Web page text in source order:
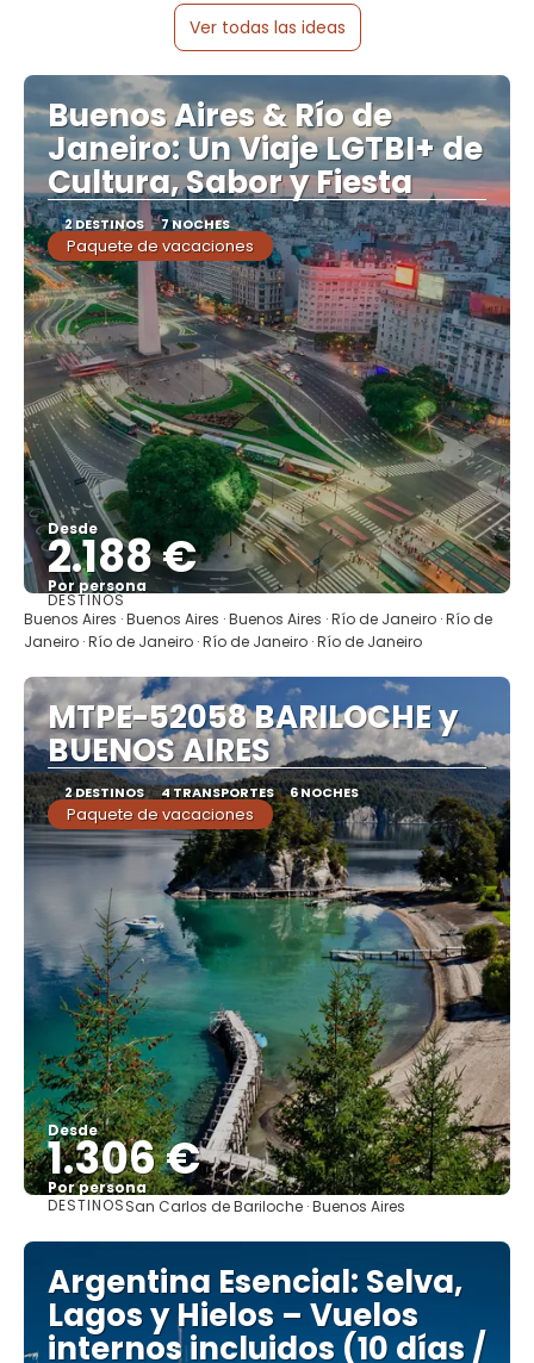
Ver todas las ideas
Buenos Aires & Río de
Janeiro: Un Viaje LGTBI+ de
Cultura, Sabor y Fiesta
2 DESTINOS 7 NOCHES
Paquete de vacaciones
Desde
2.188 €
Por persona
Ver
DESTINOS
Buenos Aires · Buenos Aires · Buenos Aires · Río de Janeiro · Río de
Janeiro · Río de Janeiro · Río de Janeiro · Río de Janeiro
MTPE-52058 BARILOCHE y
BUENOS AIRES
2 DESTINOS 4 TRANSPORTES 6 NOCHES
Paquete de vacaciones
Desde
1.306 €
Por persona
Ver
DESTINOSSan Carlos de Bariloche · Buenos Aires
Argentina Esencial: Selva,
Lagos y Hielos – Vuelos
internos incluidos (10 días /